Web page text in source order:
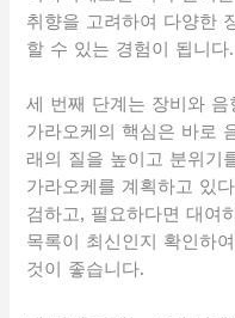
취향을 고려하여 다양한
할 수 있는 경험이 됩니다.
세 번째 단계는 장비와
가라오케의 핵심은 바로
래의 질을 높이고 분위기
가라오케를 계획하고 있
검하고, 필요하다면 대여
목록이 최신인지 확인하
것이 좋습니다.